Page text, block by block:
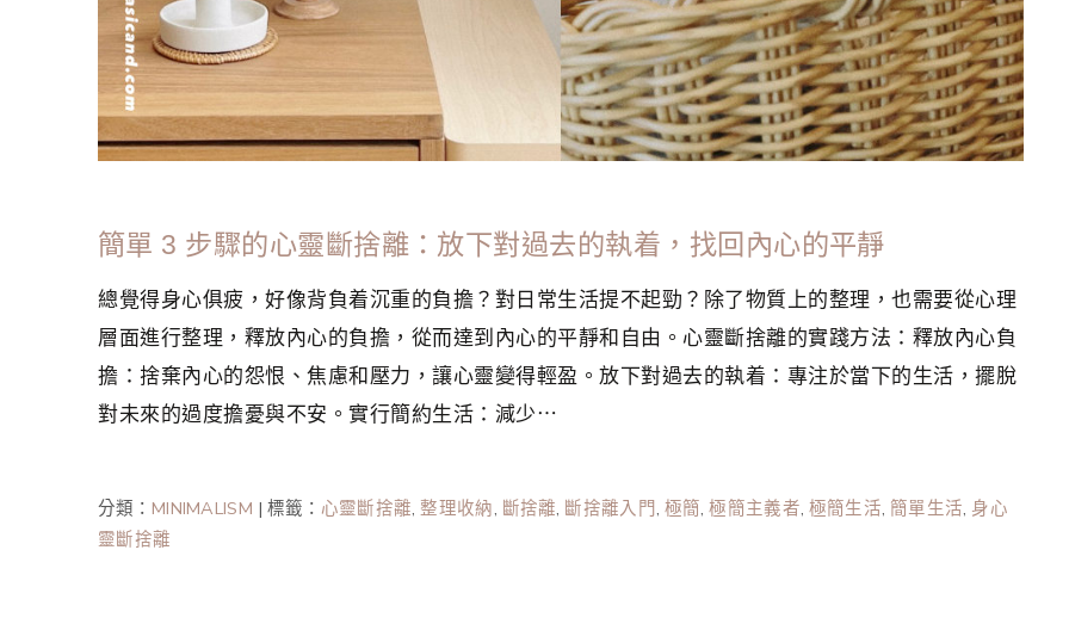
簡單 3 步驟的心靈斷捨離：放下對過去的執着，找回內心的平靜
總覺得身心俱疲，好像背負着沉重的負擔？對日常生活提不起勁？除了物質上的整理，也需要從心理
層面進行整理，釋放內心的負擔，從而達到內心的平靜和自由。心靈斷捨離的實踐方法：釋放內心負
擔：捨棄內心的怨恨、焦慮和壓力，讓心靈變得輕盈。放下對過去的執着：專注於當下的生活，擺脫
對未來的過度擔憂與不安。實行簡約生活：減少⋯
分類： MINIMALISM | 標籤： 心靈斷捨離, 整理收納, 斷捨離, 斷捨離入門, 極簡,極簡主義者, 極簡生活, 簡單生活, 身心
靈斷捨離